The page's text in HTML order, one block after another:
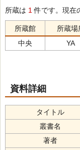
所蔵は 1 件です。現在
所蔵館 所蔵場
中央
YA
資料詳細
タイトル
叢書名
著者